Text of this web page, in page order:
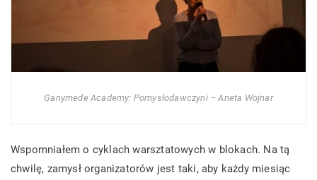
Ganymede Academy: Pomysłodawczyni – Aneta Wojnar
Wspomniałem o cyklach warsztatowych w blokach. Na tą
chwilę, zamysł organizatorów jest taki, aby każdy miesiąc